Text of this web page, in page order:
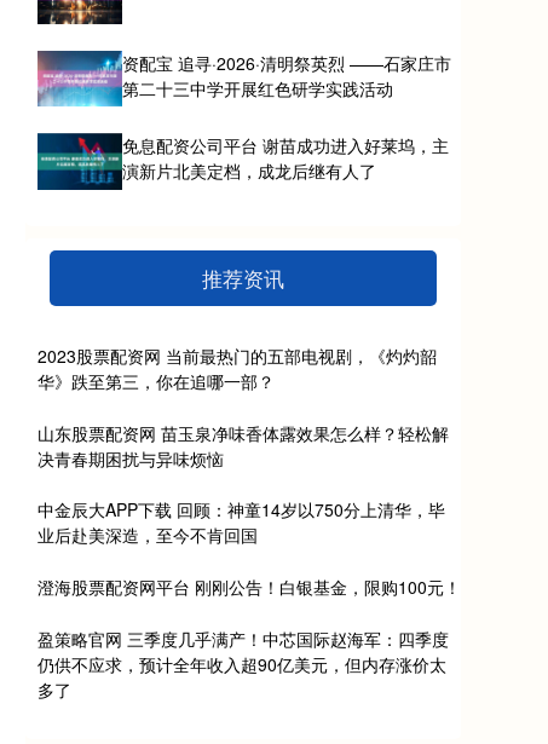
资配宝 追寻·2026·清明祭英烈 ——石家庄市
第二十三中学开展红色研学实践活动
免息配资公司平台 谢苗成功进入好莱坞，主
演新片北美定档，成龙后继有人了
推荐资讯
2023股票配资网 当前最热门的五部电视剧，《灼灼韶
华》跌至第三，你在追哪一部？
山东股票配资网 苗玉泉净味香体露效果怎么样？轻松解
决青春期困扰与异味烦恼
中金辰大APP下载 回顾：神童14岁以750分上清华，毕
业后赴美深造，至今不肯回国
澄海股票配资网平台 刚刚公告！白银基金，限购100元！
盈策略官网 三季度几乎满产！中芯国际赵海军：四季度
仍供不应求，预计全年收入超90亿美元，但内存涨价太
多了